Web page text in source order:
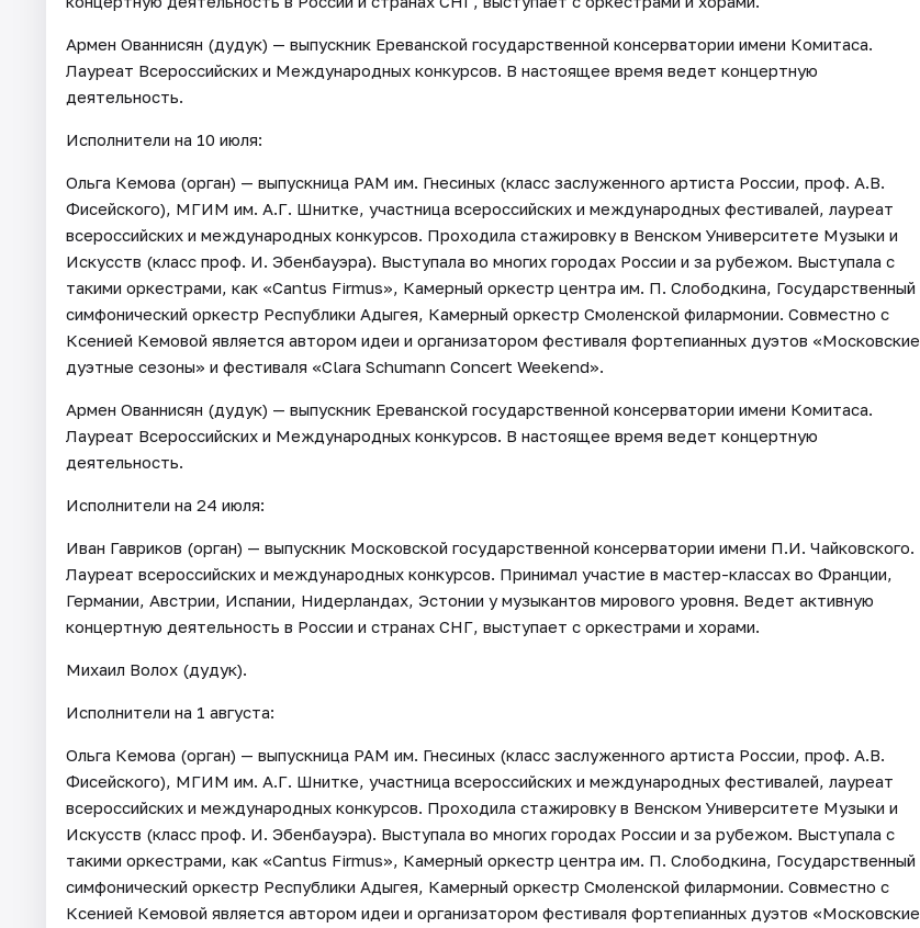
Армен Ованнисян (дудук) — выпускник Ереванской государственной консерватории имени Комитаса.
Лауреат Всероссийских и Международных конкурсов. В настоящее время ведет концертную
деятельность.
Исполнители на 10 июля:
Ольга Кемова (орган) — выпускница РАМ им. Гнесиных (класс заслуженного артиста России, проф. А.В.
Фисейского), МГИМ им. А.Г. Шнитке, участница всероссийских и международных фестивалей, лауреат
всероссийских и международных конкурсов. Проходила стажировку в Венском Университете Музыки и
Искусств (класс проф. И. Эбенбауэра). Выступала во многих городах России и за рубежом. Выступала с
такими оркестрами, как «Cantus Firmus», Камерный оркестр центра им. П. Слободкина, Государственный
симфонический оркестр Республики Адыгея, Камерный оркестр Смоленской филармонии. Совместно с
Ксенией Кемовой является автором идеи и организатором фестиваля фортепианных дуэтов «Московские
дуэтные сезоны» и фестиваля «Clara Schumann Concert Weekend».
Армен Ованнисян (дудук) — выпускник Ереванской государственной консерватории имени Комитаса.
Лауреат Всероссийских и Международных конкурсов. В настоящее время ведет концертную
деятельность.
Исполнители на 24 июля:
Иван Гавриков (орган) — выпускник Московской государственной консерватории имени П.И. Чайковского.
Лауреат всероссийских и международных конкурсов. Принимал участие в мастер-классах во Франции,
Германии, Австрии, Испании, Нидерландах, Эстонии у музыкантов мирового уровня. Ведет активную
концертную деятельность в России и странах СНГ, выступает с оркестрами и хорами.
Михаил Волох (дудук).
Исполнители на 1 августа:
Ольга Кемова (орган) — выпускница РАМ им. Гнесиных (класс заслуженного артиста России, проф. А.В.
Фисейского), МГИМ им. А.Г. Шнитке, участница всероссийских и международных фестивалей, лауреат
всероссийских и международных конкурсов. Проходила стажировку в Венском Университете Музыки и
Искусств (класс проф. И. Эбенбауэра). Выступала во многих городах России и за рубежом. Выступала с
такими оркестрами, как «Cantus Firmus», Камерный оркестр центра им. П. Слободкина, Государственный
симфонический оркестр Республики Адыгея, Камерный оркестр Смоленской филармонии. Совместно с
Ксенией Кемовой является автором идеи и организатором фестиваля фортепианных дуэтов «Московские